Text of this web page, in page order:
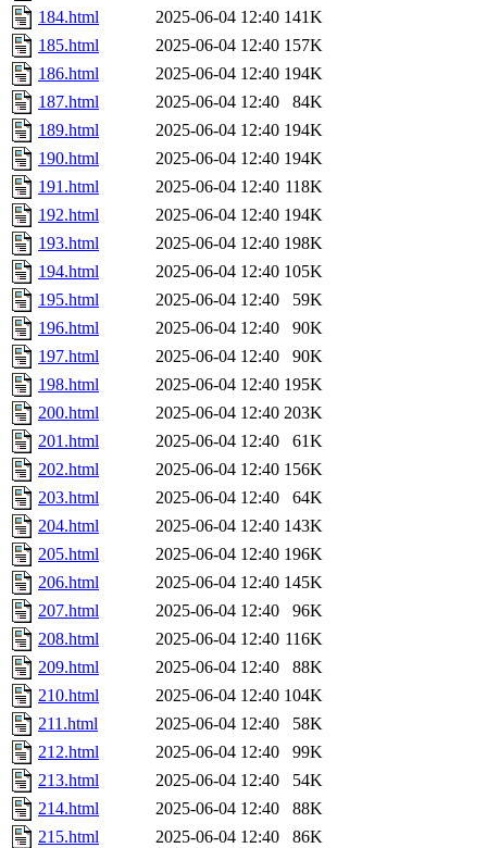
184.html
2025-06-04 12:40 141K
185.html
2025-06-04 12:40 157K
186.html
2025-06-04 12:40 194K
187.html
2025-06-04 12:40
84K
189.html
2025-06-04 12:40 194K
190.html
2025-06-04 12:40 194K
191.html
2025-06-04 12:40 118K
192.html
2025-06-04 12:40 194K
193.html
2025-06-04 12:40 198K
194.html
2025-06-04 12:40 105K
195.html
2025-06-04 12:40
59K
196.html
2025-06-04 12:40
90K
197.html
2025-06-04 12:40
90K
198.html
2025-06-04 12:40 195K
200.html
2025-06-04 12:40 203K
201.html
2025-06-04 12:40
61K
202.html
2025-06-04 12:40 156K
203.html
2025-06-04 12:40
64K
204.html
2025-06-04 12:40 143K
205.html
2025-06-04 12:40 196K
206.html
2025-06-04 12:40 145K
207.html
2025-06-04 12:40
96K
208.html
2025-06-04 12:40 116K
209.html
2025-06-04 12:40
88K
210.html
2025-06-04 12:40 104K
211.html
2025-06-04 12:40
58K
212.html
2025-06-04 12:40
99K
213.html
2025-06-04 12:40
54K
214.html
2025-06-04 12:40
88K
215.html
2025-06-04 12:40
86K